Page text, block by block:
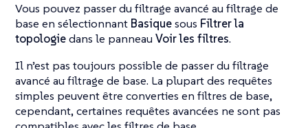
Vous pouvez passer du filtrage avancé au filtrage de
base en sélectionnant Basiquesous Filtrer la
topologiedans le panneau Voir les filtres.
Il n’est pas toujours possible de passer du filtrage
avancé au filtrage de base. La plupart des requêtes
simples peuvent être converties en filtres de base,
cependant, certaines requêtes avancées ne sont pas